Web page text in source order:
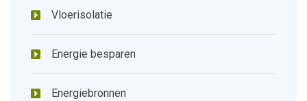
Vloerisolatie
Energie besparen
Energiebronnen